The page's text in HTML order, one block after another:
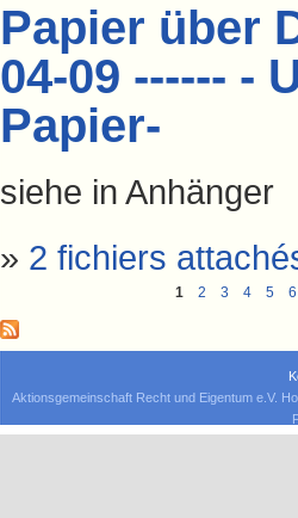
Papier über
04-09 ------ -
Papier-
siehe in Anhänger
» 2 fichiers
1 2 3 4 5 6
Aktionsgemeinschaft Recht und Eigentum e.V.